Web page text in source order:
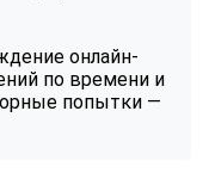
онлайн-
по времени и
попытки —